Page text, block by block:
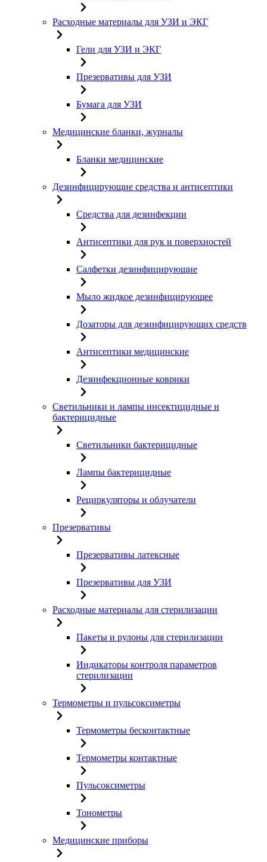
Расходные материалы для УЗИ и ЭКГ
Гели для УЗИ и ЭКГ
Презервативы для УЗИ
Бумага для УЗИ
Медицинские бланки, журналы
Бланки медицинские
Дезинфицирующие средства и антисептики
Средства для дезинфекции
Антисептики для рук и поверхностей
Салфетки дезинфицирующие
Мыло жидкое дезинфицирующее
Дозаторы для дезинфицирующих средств
Антисептики медицинские
Дезинфекционные коврики
Светильники и лампы инсектицидные и
бактерицидные
Светильники бактерицидные
Лампы бактерицидные
Рециркуляторы и облучатели
Презервативы
Презервативы латексные
Презервативы для УЗИ
Расходные материалы для стерилизации
Пакеты и рулоны для стерилизации
Индикаторы контроля параметров
стерилизации
Термометры и пульсоксиметры
Термометры бесконтактные
Термометры контактные
Пульсоксиметры
Тонометры
Медицинские приборы